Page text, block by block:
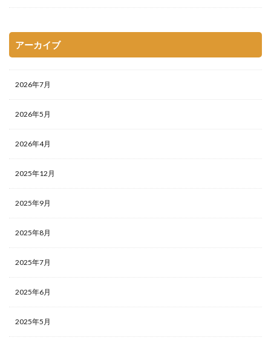
アーカイブ
2026年7月
2026年5月
2026年4月
2025年12月
2025年9月
2025年8月
2025年7月
2025年6月
2025年5月